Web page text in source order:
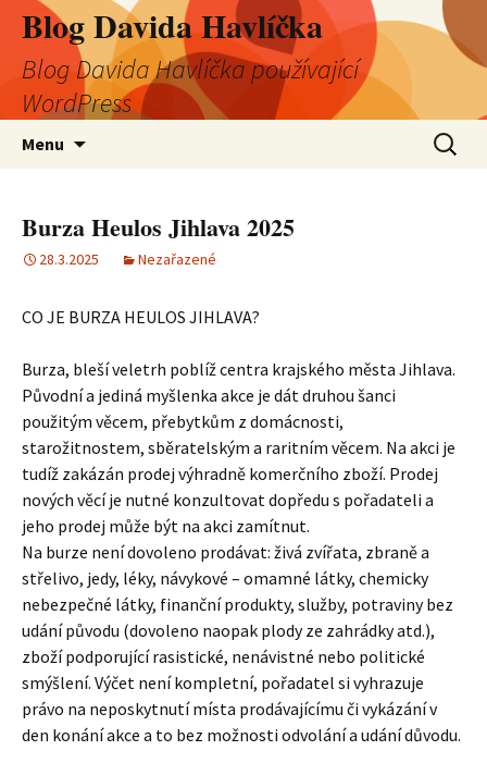
Blog Davida Havlíčka
Blog Davida Havlíčka používající
WordPress
Menu
Burza Heulos Jihlava 2025
28.3.2025 Nezařazené
CO JE BURZA HEULOS JIHLAVA?
Burza, bleší veletrh poblíž centra krajského města Jihlava.
Původní a jediná myšlenka akce je dát druhou šanci
použitým věcem, přebytkům z domácnosti,
starožitnostem, sběratelským a raritním věcem. Na akci je
tudíž zakázán prodej výhradně komerčního zboží. Prodej
nových věcí je nutné konzultovat dopředu s pořadateli a
jeho prodej může být na akci zamítnut.
Na burze není dovoleno prodávat: živá zvířata, zbraně a
střelivo, jedy, léky, návykové – omamné látky, chemicky
nebezpečné látky, finanční produkty, služby, potraviny bez
udání původu (dovoleno naopak plody ze zahrádky atd.),
zboží podporující rasistické, nenávistné nebo politické
smýšlení. Výčet není kompletní, pořadatel si vyhrazuje
právo na neposkytnutí místa prodávajícímu či vykázání v
den konání akce a to bez možnosti odvolání a udání důvodu.